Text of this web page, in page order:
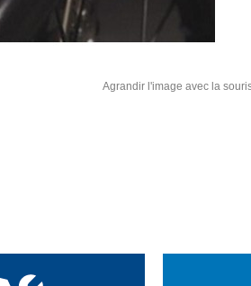
Agrandir l'image avec la